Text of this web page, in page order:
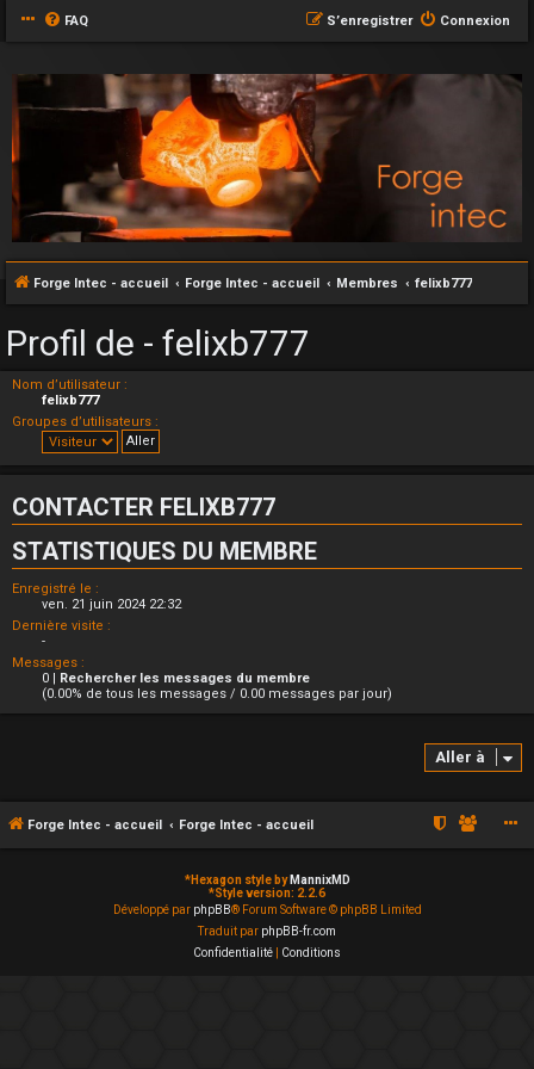
FAQ Connexion
S’enregistrer
Forge Intec - accueil Forge Intec - accueil Membres felixb777
Profil de - felixb777
Nom d’utilisateur :
felixb777
Groupes d’utilisateurs :
CONTACTER FELIXB777
STATISTIQUES DU MEMBRE
Enregistré le :
ven. 21 juin 2024 22:32
Dernière visite :
-
Messages :
0 | Rechercher les messages du membre
(0.00% de tous les messages / 0.00 messages par jour)
Aller à
Forge Intec - accueil Forge Intec - accueil
*Hexagon style by MannixMD
*Style version: 2.2.6
Développé par phpBB® Forum Software © phpBB Limited
Traduit par phpBB-fr.com
Confidentialité
Conditions